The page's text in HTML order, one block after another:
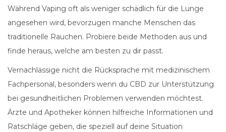
Während Vaping oft als weniger schädlich für die Lunge
angesehen wird, bevorzugen manche Menschen das
traditionelle Rauchen. Probiere beide Methoden aus und
finde heraus, welche am besten zu dir passt.
Vernachlässige nicht die Rücksprache mit medizinischem
Fachpersonal, besonders wenn du CBD zur Unterstützung
bei gesundheitlichen Problemen verwenden möchtest.
Ärzte und Apotheker können hilfreiche Informationen und
Ratschläge geben, die speziell auf deine Situation